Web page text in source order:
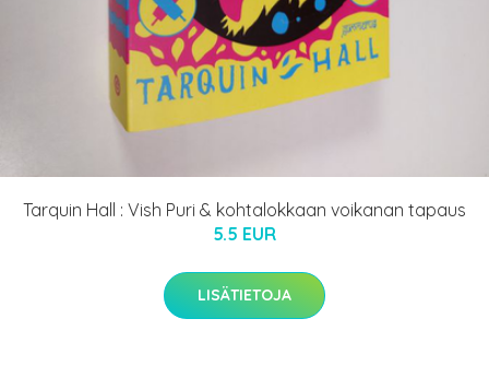
Tarquin Hall : Vish Puri & kohtalokkaan voikanan tapaus
5.5 EUR
LISÄTIETOJA